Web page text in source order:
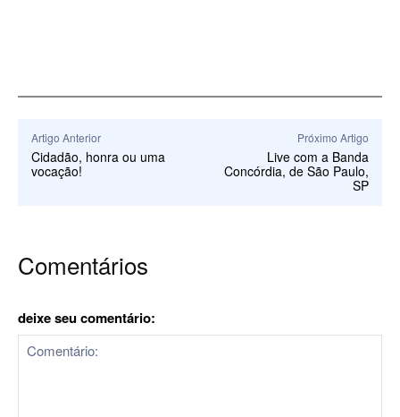
Artigo Anterior
Cidadão, honra ou uma
vocação!
Próximo Artigo
Live com a Banda
Concórdia, de São Paulo,
SP
Comentários
deixe seu comentário: